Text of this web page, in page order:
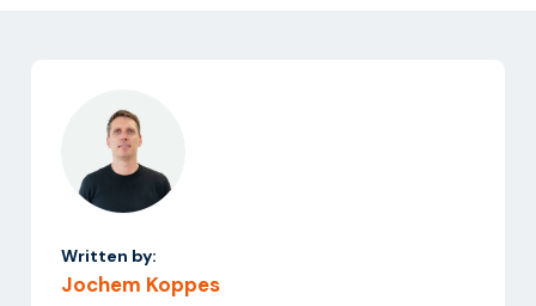
Written by:
Jochem Koppes